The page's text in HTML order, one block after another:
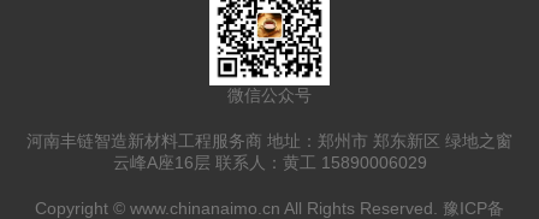
微信公众号
河南丰链智造新材料工程服务商 地址：郑州市 郑东新区 绿地之窗
云峰A座16层 联系人：黄工 15890006029
Copyright © www.chinanaimo.cn All Rights Reserved. 豫ICP备